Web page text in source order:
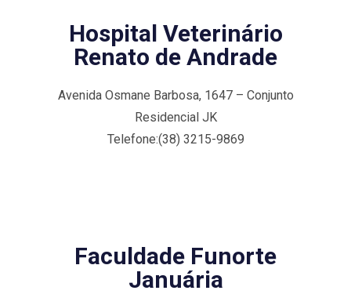
Hospital Veterinário
Renato de Andrade
Avenida Osmane Barbosa, 1647 – Conjunto
Residencial JK
Telefone:(38) 3215-9869
Faculdade Funorte
Januária